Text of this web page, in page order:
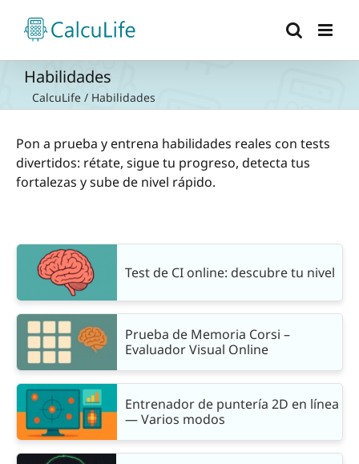
contenido
Habilidades
CalcuLife / Habilidades
Pon a prueba y entrena habilidades reales con tests
divertidos: rétate, sigue tu progreso, detecta tus
fortalezas y sube de nivel rápido.
Test de CI online: descubre tu nivel
Prueba de Memoria Corsi –
Evaluador Visual Online
Entrenador de puntería 2D en línea
— Varios modos